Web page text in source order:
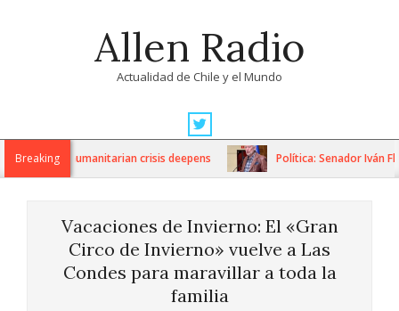
Allen Radio
Actualidad de Chile y el Mundo
Navigation
MenuBreakingas humanitarian crisis deepens Política: Senador Iván
Vacaciones de Invierno: El «Gran
Circo de Invierno» vuelve a Las
Condes para maravillar a toda la
familia